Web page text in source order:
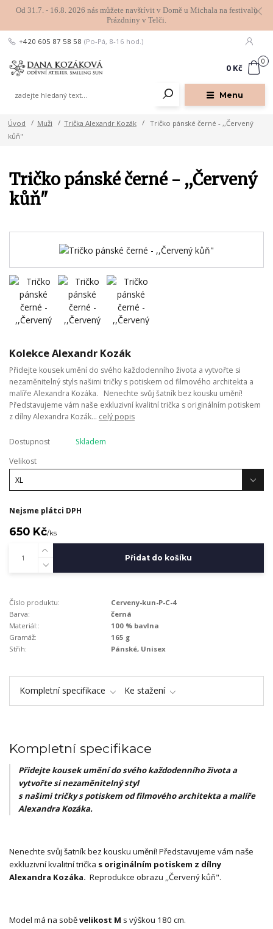
Od 31.7. - 16.8. 2026 nás můžete navštívit v Domě u Michala na festivalu
Prázdniny v Telči.
Menu
+420 605 87 58 58 (Po-Pá, 8-16 hod.)
0
0 Kč
Úvod Muži Trička Alexandr Kozák
Tričko pánské černé - ,,Červený
kůň"
Tričko pánské černé - ,,Červený
kůň"
Kolekce Alexandr Kozák
Přidejte kousek umění do svého každodenního života a vytvořte si
nezaměnitelný styls našimi tričky s potiskem od filmového architekta a
malíře Alexandra Kozáka. Nenechte svůj šatník bez kousku umění!
Představujeme vám naše exkluzivní kvalitní trička s originálním potiskem
z dílny Alexandra Kozák... celý popis
Dostupnost
Skladem
Velikost
Nejsme plátci DPH
650 Kč/ks
Přidat do košíku
Číslo produktu:
Cerveny-kun-P-C-4
Barva:
černá
Materiál::
100 % bavlna
Gramáž:
165 g
Střih:
Pánské, Unisex
Kompletní specifikace Ke stažení
Kompletní specifikace
Přidejte kousek umění do svého každodenního života a
vytvořte si nezaměnitelný styl
s našimi tričky s potiskem od filmového architekta a malíře
Alexandra Kozáka.
Nenechte svůj šatník bez kousku umění! Představujeme vám naše
exkluzivní kvalitní trička s originálním potiskem z dílny
Alexandra Kozáka. Reprodukce obrazu ,,Červený kůň".
Model má na soběvelikost M s výškou 180 cm.